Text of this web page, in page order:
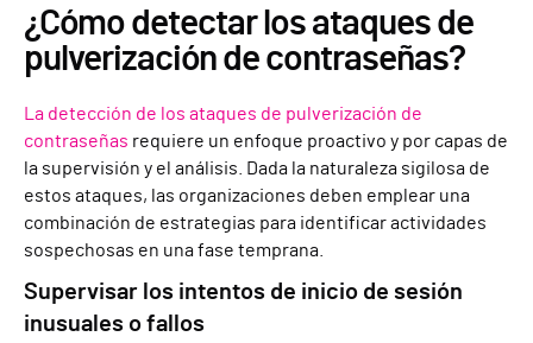
¿Cómo detectar los ataques de
pulverización de contraseñas?
La detección de los ataques de pulverización de
contraseñas requiere un enfoque proactivo y por capas de
la supervisión y el análisis. Dada la naturaleza sigilosa de
estos ataques, las organizaciones deben emplear una
combinación de estrategias para identificar actividades
sospechosas en una fase temprana.
Supervisar los intentos de inicio de sesión
inusuales o fallos